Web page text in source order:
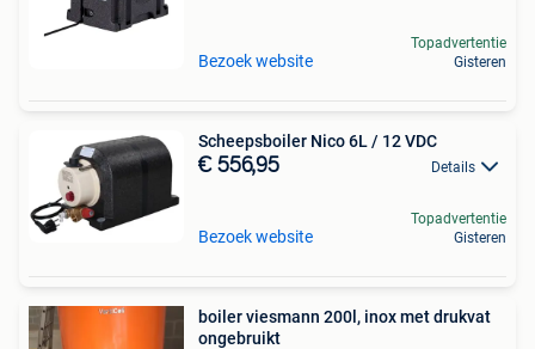
Bezoek website
Topadvertentie
Gisteren
Scheepsboiler Nico 6L / 12 VDC
€ 556,95 Details
Bezoek website
Topadvertentie
Gisteren
boiler viesmann 200l, inox met drukvat
ongebruikt